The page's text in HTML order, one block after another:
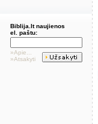
Biblija.lt naujienos
el. paštu:
»Apie...
»Atsakyti